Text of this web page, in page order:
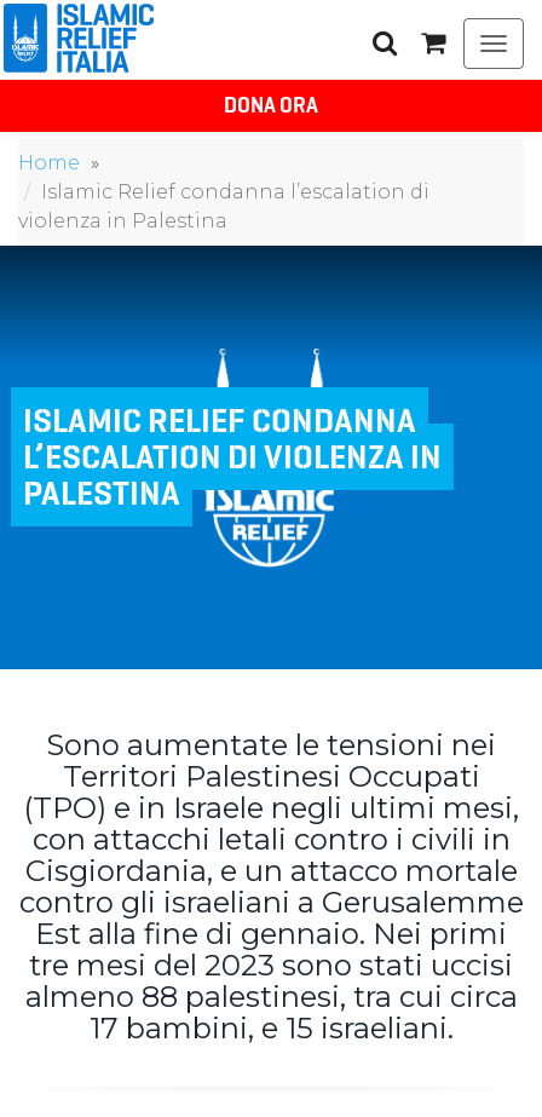
DONA ORA
Home
Islamic Relief condanna l’escalation di
violenza in Palestina
ISLAMIC RELIEF CONDANNA
L’ESCALATION DI VIOLENZA IN
PALESTINA
Sono aumentate le tensioni nei
Territori Palestinesi Occupati
(TPO) e in Israele negli ultimi mesi,
con attacchi letali contro i civili in
Cisgiordania, e un attacco mortale
contro gli israeliani a Gerusalemme
Est alla fine di gennaio. Nei primi
tre mesi del 2023 sono stati uccisi
almeno 88 palestinesi, tra cui circa
17 bambini, e 15 israeliani.